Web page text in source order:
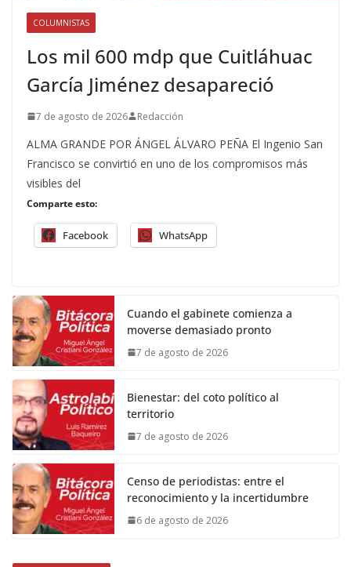
COLUMNISTAS
Los mil 600 mdp que Cuitláhuac
García Jiménez desapareció
7 de agosto de 2026 Redacción
ALMA GRANDE POR ÁNGEL ÁLVARO PEÑA El Ingenio San
Francisco se convirtió en uno de los compromisos más
visibles del
Comparte esto:
Facebook WhatsApp
Cuando el gabinete comienza a
moverse demasiado pronto
7 de agosto de 2026
Bienestar: del coto político al
territorio
7 de agosto de 2026
Censo de periodistas: entre el
reconocimiento y la incertidumbre
6 de agosto de 2026